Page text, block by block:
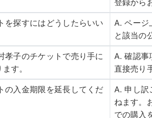
を探すにはどうしたらいい
A. ページ
と該当の
孝子のチケットで売り手に
す。
A. 確認事
直接売り
の入金期限を延長してくだ
A. 申し訳
ねます。
での購入